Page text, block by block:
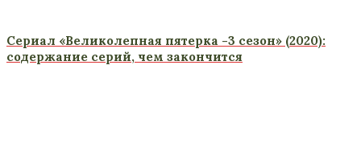
Сериал «Великолепная пятерка -3 сезон» (2020):
содержание серий, чем закончится